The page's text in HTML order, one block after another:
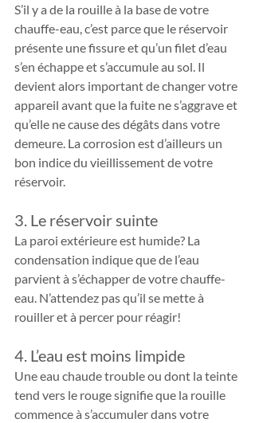
S’il y a de la rouille à la base de votre
chauffe-eau, c’est parce que le réservoir
présente une fissure et qu’un filet d’eau
s’en échappe et s’accumule au sol. Il
devient alors important de changer votre
appareil avant que la fuite ne s’aggrave et
qu’elle ne cause des dégâts dans votre
demeure. La corrosion est d’ailleurs un
bon indice du vieillissement de votre
réservoir.
3. Le réservoir suinte
La paroi extérieure est humide? La
condensation indique que de l’eau
parvient à s’échapper de votre chauffe-
eau. N’attendez pas qu’il se mette à
rouiller et à percer pour réagir!
4. L’eau est moins limpide
Une eau chaude trouble ou dont la teinte
tend vers le rouge signifie que la rouille
commence à s’accumuler dans votre